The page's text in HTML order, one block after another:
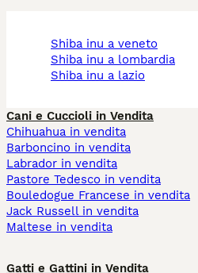
shiba inu a veneto
shiba inu a lombardia
shiba inu a lazio
Cani e Cuccioli in Vendita
Chihuahua in vendita
Barboncino in vendita
Labrador in vendita
Pastore Tedesco in vendita
Bouledogue Francese in vendita
Jack Russell in vendita
Maltese in vendita
Gatti e Gattini in Vendita